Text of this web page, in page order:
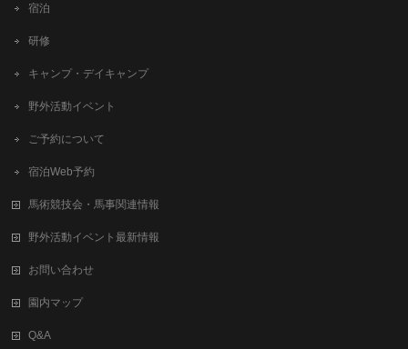
宿泊
研修
キャンプ・デイキャンプ
野外活動イベント
ご予約について
宿泊Web予約
馬術競技会・馬事関連情報
野外活動イベント最新情報
お問い合わせ
園内マップ
Q&A